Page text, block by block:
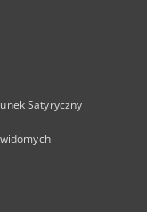
Satyryczny